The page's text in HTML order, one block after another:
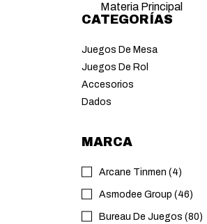
Materia Principal
CATEGORÍAS
Juegos De Mesa
Juegos De Rol
Accesorios
Dados
MARCA
Arcane Tinmen (4)
Asmodee Group (46)
Bureau De Juegos (80)